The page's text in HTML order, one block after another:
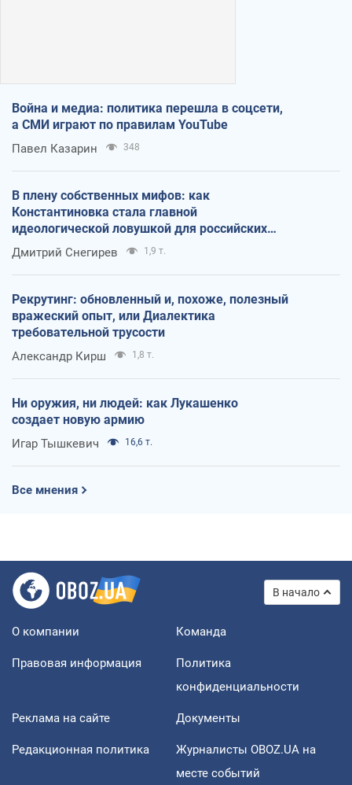
Война и медиа: политика перешла в соцсети,
а СМИ играют по правилам YouTube
Павел Казарин 348
В плену собственных мифов: как
Константиновка стала главной
идеологической ловушкой для российских
оккупантов
Дмитрий Снегирев 1,9 т.
Рекрутинг: обновленный и, похоже, полезный
вражеский опыт, или Диалектика
требовательной трусости
Александр Кирш 1,8 т.
Ни оружия, ни людей: как Лукашенко
создает новую армию
Игар Тышкевич 16,6 т.
Все мнения
В начало
О компании Команда
Правовая информация
Политика
конфиденциальности
Реклама на сайте Документы
Редакционная политика
Журналисты OBOZ.UA на
месте событий